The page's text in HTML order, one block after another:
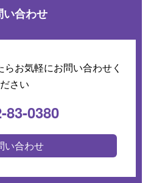
い合わせ
お気軽にお問い合わせく
ださい
83-0380
い合わせ